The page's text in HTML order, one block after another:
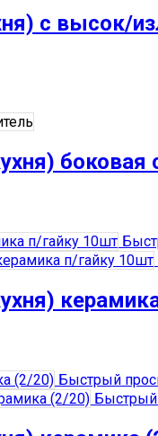
с высок/
боковая
Быстрый
Быстрый